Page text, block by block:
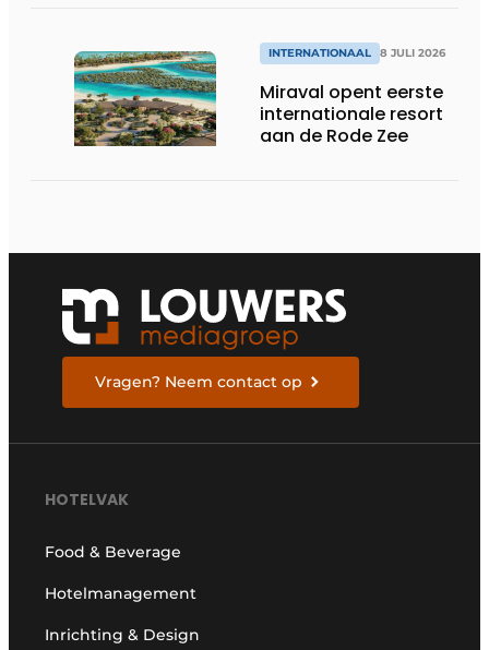
INTERNATIONAAL 8 JULI 2026
Miraval opent eerste
internationale resort
aan de Rode Zee
Vragen? Neem contact op
HOTELVAK
Food & Beverage
Hotelmanagement
Inrichting & Design